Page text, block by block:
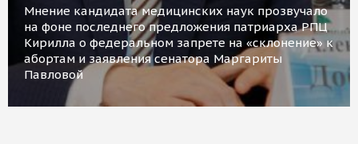
Мнение кандидата медицинских наук прозвучало
на фоне последнего предложения патриарха РПЦ
Кирилла о федеральном запрете на «склонение» к
абортам и заявления сенатора Маргариты
Павловой